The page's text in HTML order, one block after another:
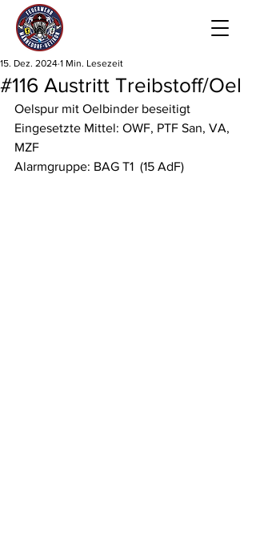
#116 Austritt Treibstoff/Oel
15. Dez. 2024 1 Min. Lesezeit
Oelspur mit Oelbinder beseitigt
Eingesetzte Mittel: OWF, PTF San, VA,
MZF
Alarmgruppe: BAG T1  (15 AdF)